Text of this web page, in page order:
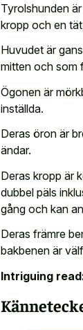
Tyrolshunden
kropp och en
Huvudet är
mitten och som
Ögonen är
inställda.
Deras öron är
ändar.
Deras kropp är
dubbel päls
gång och kan
Deras främre
bakbenen är
Intriguing